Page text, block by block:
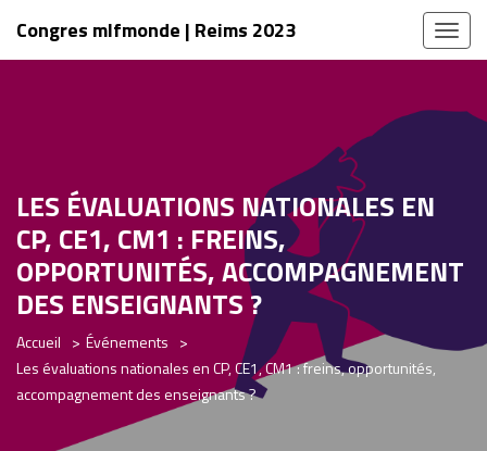
Toggle
Congres mlfmonde | Reims 2023
LES ÉVALUATIONS NATIONALES EN
CP, CE1, CM1 : FREINS,
OPPORTUNITÉS, ACCOMPAGNEMENT
DES ENSEIGNANTS ?
Accueil
Événements
Les évaluations nationales en CP, CE1, CM1 : freins, opportunités,
accompagnement des enseignants ?